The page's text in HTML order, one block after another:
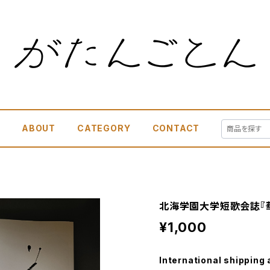
ABOUT CATEGORY CONTACT
北海学園大学短歌会誌『
¥1,000
International shipping